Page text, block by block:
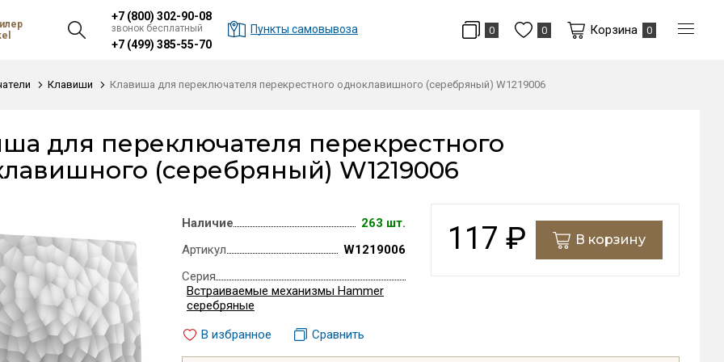
+7 (800) 302-90-08
звонок бесплатный
+7 (499) 385-55-70
Пункты самовывоза 0 0 Корзина 0
Клавиши Клавиша для переключателя перекрестного одноклавишного (серебряный) W1219006
для переключателя перекрестного
(серебряный) W1219006
117 ₽ В корзину
Наличие
263 шт.
Артикул
W1219006
Серия
Встраиваемые механизмы Hammer
серебряные
В избранное
Сравнить